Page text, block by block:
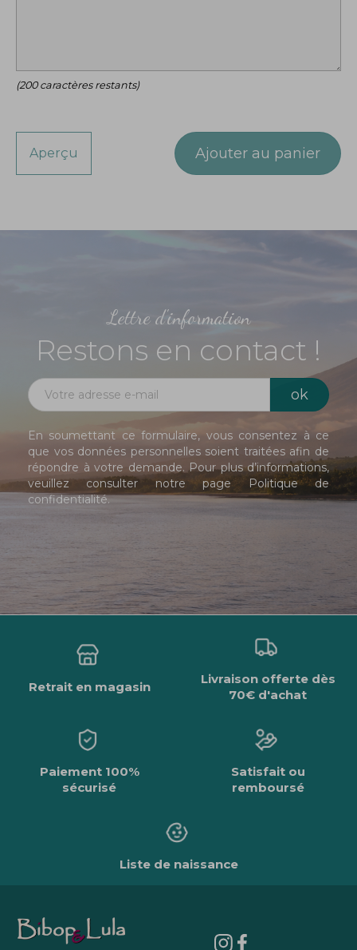
(200caractères restants)
Aperçu Ajouter au panier
Lettre d'information
Restons en contact !
En soumettant ce formulaire, vous consentez à ce
que vos données personnelles soient traitées afin de
répondre à votre demande. Pour plus d’informations,
veuillez consulter notre page Politique de
confidentialité.
Retrait en magasin
Livraison offerte dès
70€ d'achat
Paiement 100%
sécurisé
Satisfait ou
remboursé
Liste de naissance